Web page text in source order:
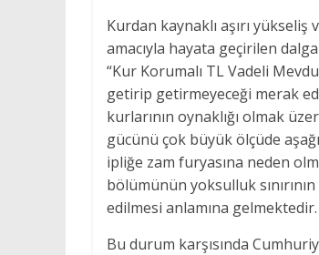
Kurdan kaynaklı aşırı
amacıyla hayata geçirilen
“Kur Korumalı TL Vadeli
getirip getirmeyeceği merak
kurlarının oynaklığı olmak
gücünü çok büyük ölçüde
ipliğe zam furyasına neden
bölümünün yoksulluk
edilmesi anlamına gelmektedir.
Bu durum karşısında